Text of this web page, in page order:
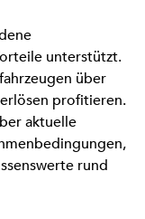
unterstützt.
über
profitieren.
aktuelle
rund